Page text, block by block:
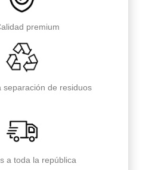
premium
separación de residuos
a toda la república